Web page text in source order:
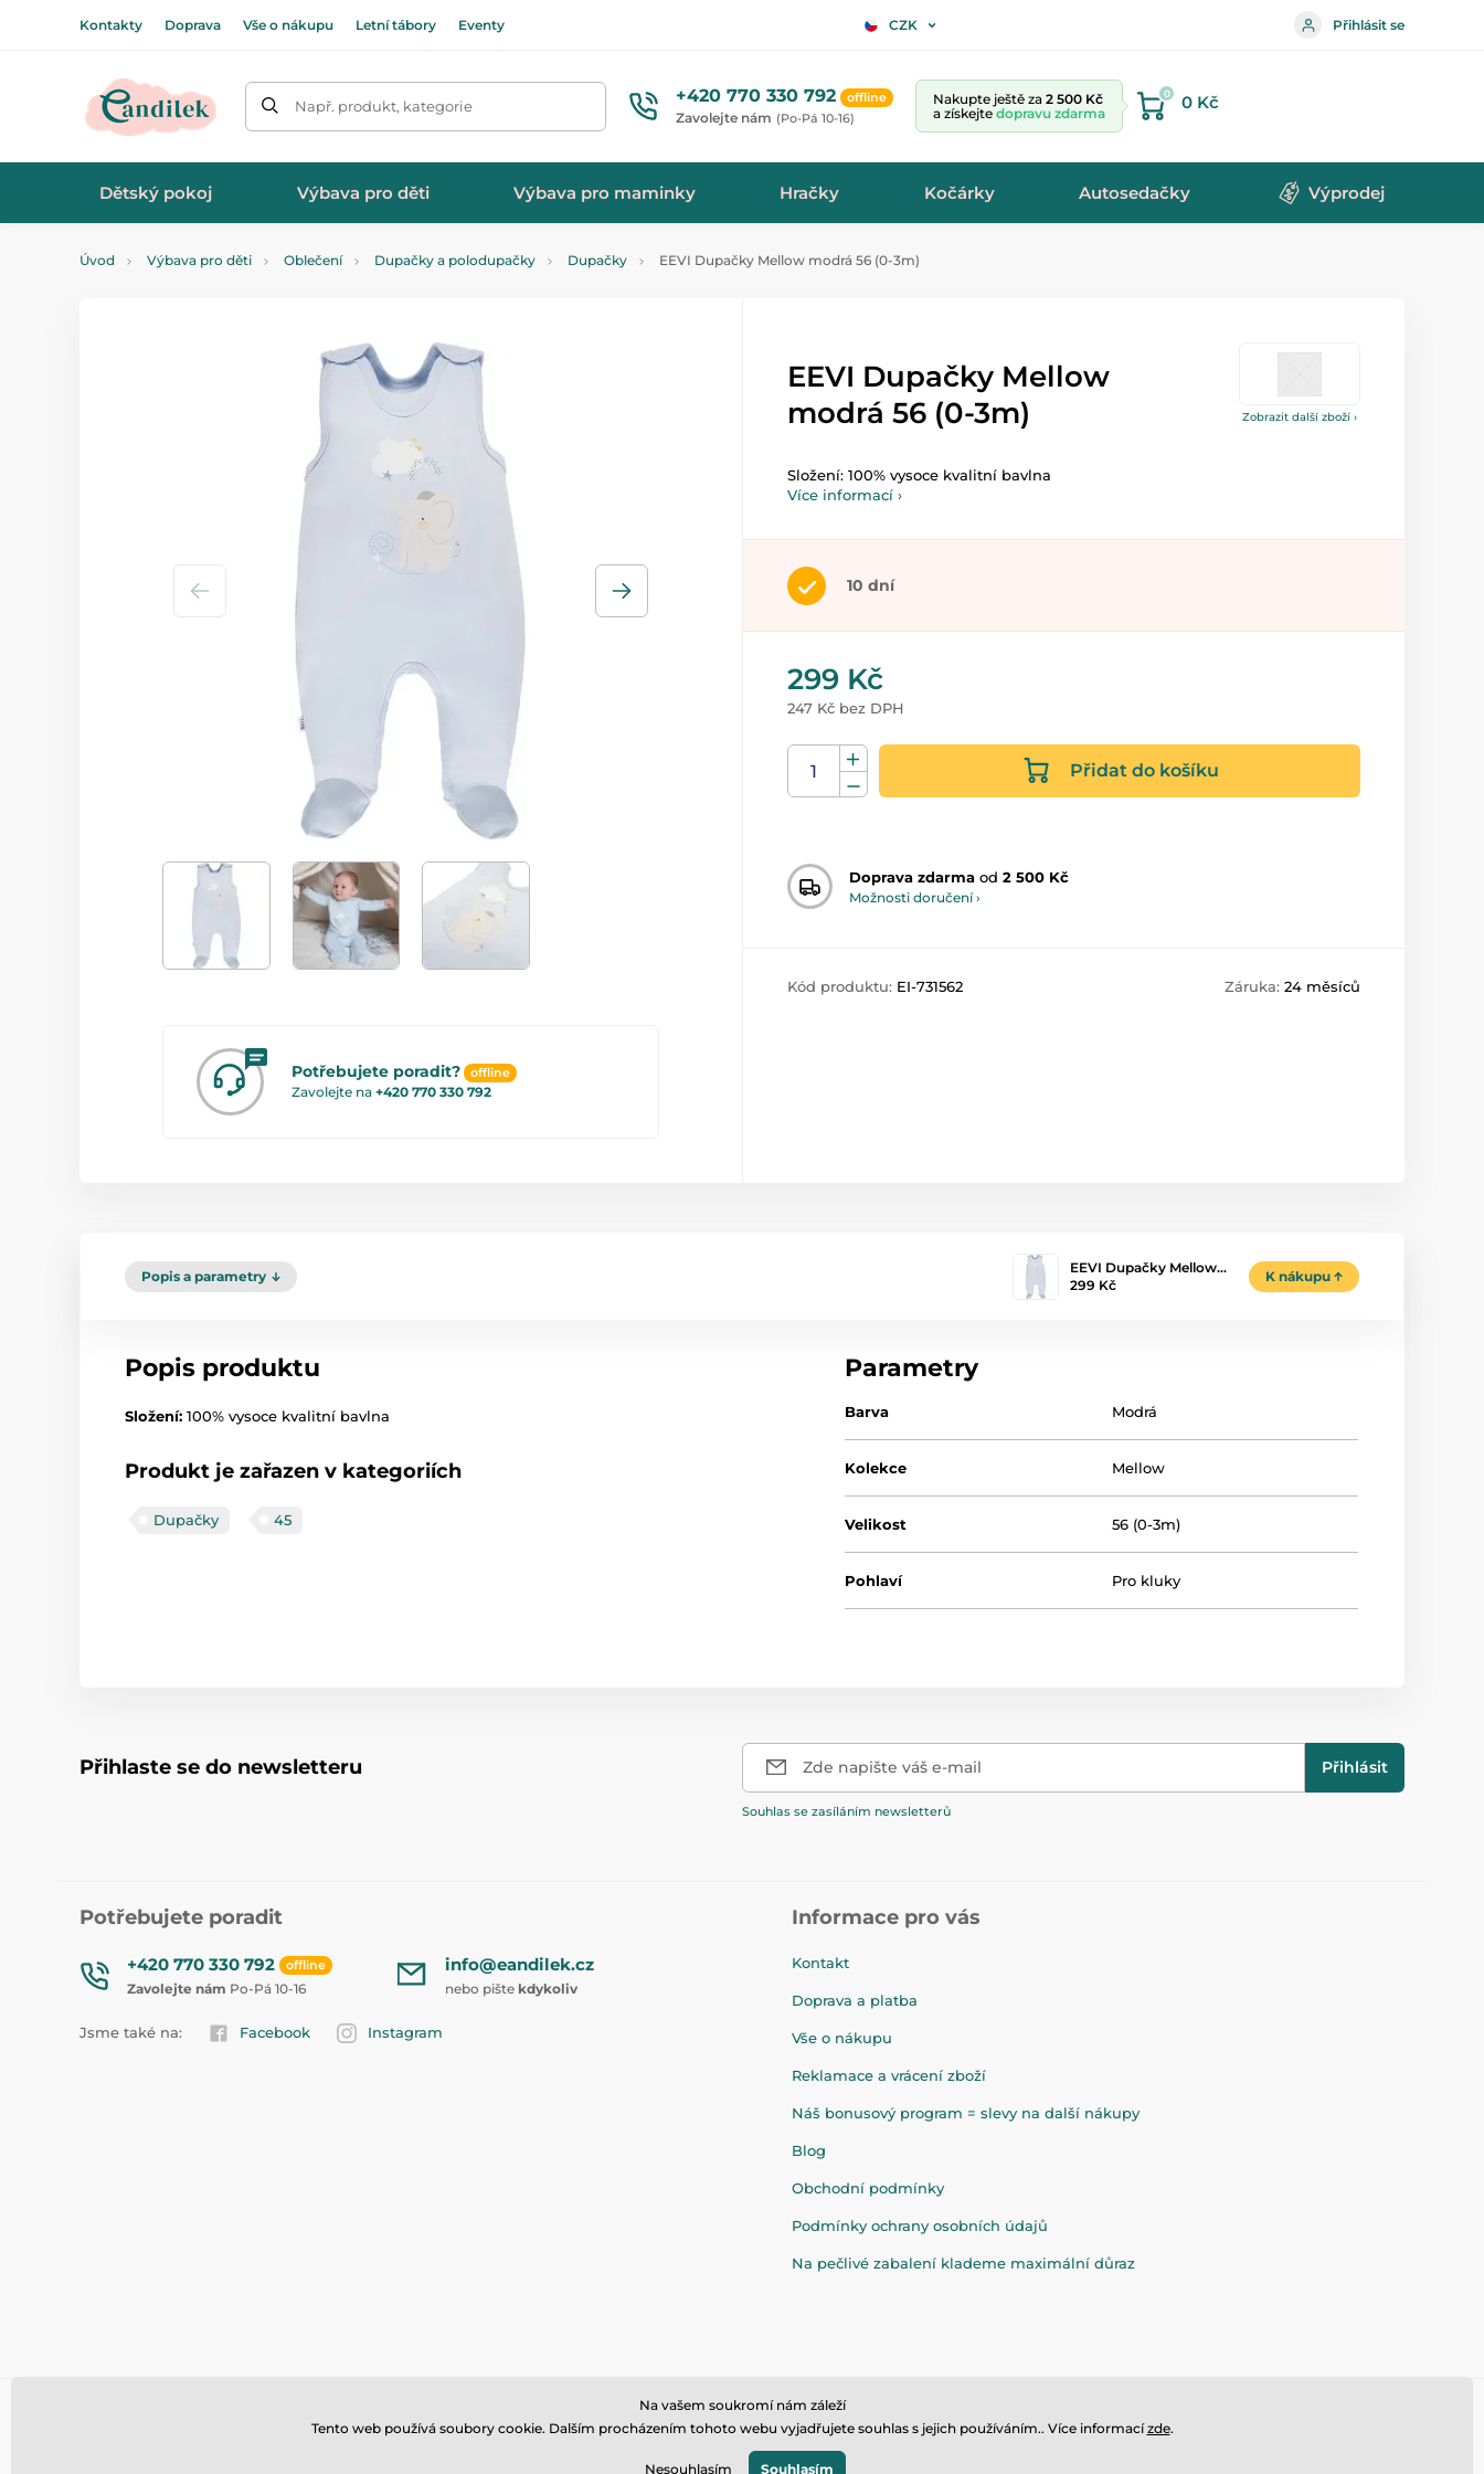
Kontakty Doprava Vše o nákupu Letní tábory Eventy CZK Přihlásit se
Např. produkt, kategorie +420 770 330 792 offline
Zavolejte nám (Po-Pá 10-16)
Nakupte ještě za 2 500 Kč
a získejte dopravu zdarma
0 0 Kč
Dětský pokoj Výbava pro děti Výbava pro maminky Hračky Kočárky Autosedačky Výprodej
Úvod Výbava pro děti Oblečení Dupačky a polodupačky Dupačky EEVI Dupačky Mellow modrá 56 (0-3m)
Zobrazit další zboží ›
Potřebujete poradit? offline
Zavolejte na +420 770 330 792
EEVI Dupačky Mellow
modrá 56 (0-3m)
Složení: 100% vysoce kvalitní bavlna
Více informací ›
10 dní
299 Kč
247 Kč bez DPH
Přidat do košíku
Doprava zdarma od 2 500 Kč
Možnosti doručení ›
Kód produktu: EI-731562 Záruka: 24 měsíců
Popis a parametry
EEVI Dupačky Mellow…
299 Kč
K nákupu
Popis produktu
Složení: 100% vysoce kvalitní bavlna
Produkt je zařazen v kategoriích
Dupačky 45
Parametry
Barva Modrá
Kolekce Mellow
Velikost 56 (0-3m)
Pohlaví Pro kluky
Přihlaste se do newsletteru Zde napište váš e-mail Přihlásit
Souhlas se zasíláním newsletterů
Potřebujete poradit
+420 770 330 792 offline
Zavolejte nám Po-Pá 10-16
info@eandilek.cz
nebo pište kdykoliv
Jsme také na: Facebook Instagram
Informace pro vás
Kontakt
Doprava a platba
Vše o nákupu
Reklamace a vrácení zboží
Náš bonusový program = slevy na další nákupy
Blog
Obchodní podmínky
Podmínky ochrany osobních údajů
Na pečlivé zabalení klademe maximální důraz
© 2026 www.eandilek.cz ⦁ E-shop vytvořilaSIMPLIA.cz
Na vašem soukromí nám záleží
Tento web používá soubory cookie. Dalším procházením tohoto webu vyjadřujete souhlas s jejich používáním.. Více informacízde.
Nesouhlasím Souhlasím